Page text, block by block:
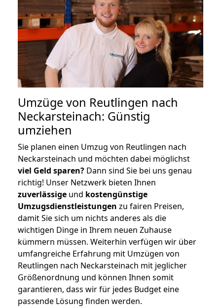
Umzüge von Reutlingen nach
Neckarsteinach: Günstig
umziehen
Sie planen einen Umzug von Reutlingen nach
Neckarsteinach und möchten dabei möglichst
viel Geld sparen? Dann sind Sie bei uns genau
richtig! Unser Netzwerk bieten Ihnen
zuverlässige und kostengünstige
Umzugsdienstleistungen zu fairen Preisen,
damit Sie sich um nichts anderes als die
wichtigen Dinge in Ihrem neuen Zuhause
kümmern müssen. Weiterhin verfügen wir über
umfangreiche Erfahrung mit Umzügen von
Reutlingen nach Neckarsteinach mit jeglicher
Größenordnung und können Ihnen somit
garantieren, dass wir für jedes Budget eine
passende Lösung finden werden.